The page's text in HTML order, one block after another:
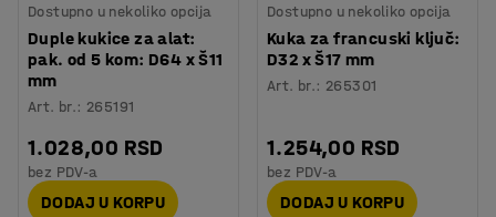
Dostupno u nekoliko opcija
Duple kukice za alat:
pak. od 5 kom: D64 x Š11
mm
Art. br.: 265191
1.028,00 RSD
bez PDV-a
DODAJ U KORPU
Dostupno u nekoliko opcija
Kuka za francuski ključ:
D32 x Š17 mm
Art. br.: 265301
1.254,00 RSD
bez PDV-a
DODAJ U KORPU